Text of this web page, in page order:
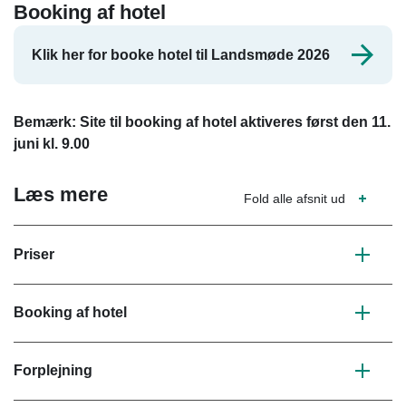
Booking af hotel
Klik her for booke hotel til Landsmøde 2026
Bemærk: Site til booking af hotel aktiveres først den 11.
juni kl. 9.00
Læs mere Fold alle afsnit ud
Priser
Booking af hotel
Forplejning